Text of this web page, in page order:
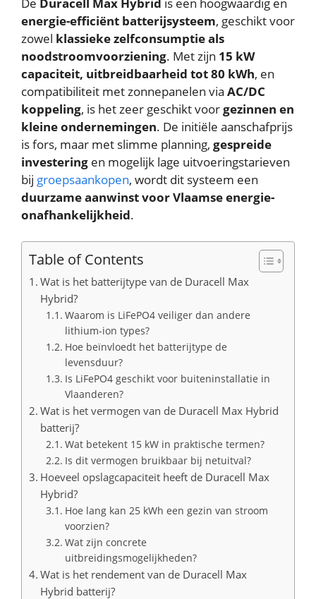
energie-efficiënt batterijsysteem, geschikt voor
zowel klassieke zelfconsumptie als
noodstroomvoorziening. Met zijn 15 kW
capaciteit, uitbreidbaarheid tot 80 kWh, en
compatibiliteit met zonnepanelen via AC/DC
koppeling, is het zeer geschikt voorgezinnen en
kleine ondernemingen. De initiële aanschafprijs
is fors, maar met slimme planning, gespreide
investering en mogelijk lage uitvoeringstarieven
bij groepsaankopen, wordt dit systeem een
duurzame aanwinst voor Vlaamse energie-
onafhankelijkheid.
Table of Contents
Wat is het batterijtype van de Duracell Max
Hybrid?
Waarom is LiFePO4 veiliger dan andere
lithium-ion types?
Hoe beïnvloedt het batterijtype de
levensduur?
Is LiFePO4 geschikt voor buiteninstallatie in
Vlaanderen?
Wat is het vermogen van de Duracell Max Hybrid
batterij?
Wat betekent 15 kW in praktische termen?
Is dit vermogen bruikbaar bij netuitval?
Hoeveel opslagcapaciteit heeft de Duracell Max
Hybrid?
Hoe lang kan 25 kWh een gezin van stroom
voorzien?
Wat zijn concrete
uitbreidingsmogelijkheden?
Wat is het rendement van de Duracell Max
Hybrid batterij?